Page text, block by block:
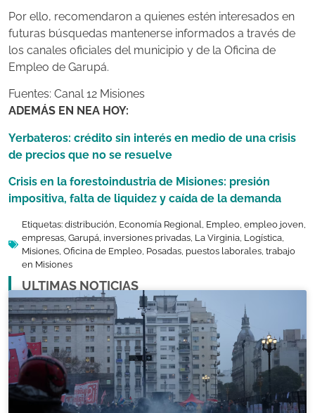
Por ello, recomendaron a quienes estén interesados en
futuras búsquedas mantenerse informados a través de
los canales oficiales del municipio y de la Oficina de
Empleo de Garupá.
Fuentes: Canal 12 Misiones
ADEMÁS EN NEA HOY:
Yerbateros: crédito sin interés en medio de una crisis
de precios que no se resuelve
Crisis en la forestoindustria de Misiones: presión
impositiva, falta de liquidez y caída de la demanda
Etiquetas: distribución Economía Regional Empleo empleo joven
empresas Garupá inversiones privadas La Virginia Logística
Misiones Oficina de Empleo Posadas puestos laborales trabajo
en Misiones
ULTIMAS NOTICIAS